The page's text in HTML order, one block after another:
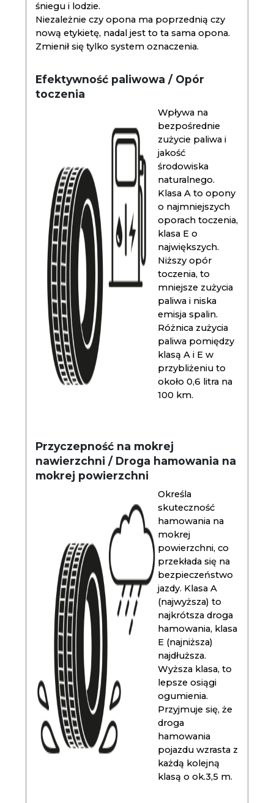
śniegu i lodzie.
Niezależnie czy opona ma poprzednią czy
nową etykietę, nadal jest to ta sama opona.
Zmienił się tylko system oznaczenia.
Efektywność paliwowa / Opór
toczenia
Wpływa na
bezpośrednie
zużycie paliwa i
jakość
środowiska
naturalnego.
Klasa A to opony
o najmniejszych
oporach toczenia,
klasa E o
największych.
Niższy opór
toczenia, to
mniejsze zużycia
paliwa i niska
emisja spalin.
Różnica zużycia
paliwa pomiędzy
klasą A i E w
przybliżeniu to
około 0,6 litra na
100 km.
Przyczepność na mokrej
nawierzchni / Droga hamowania na
mokrej powierzchni
Określa
skuteczność
hamowania na
mokrej
powierzchni, co
przekłada się na
bezpieczeństwo
jazdy. Klasa A
(najwyższa) to
najkrótsza droga
hamowania, klasa
E (najniższa)
najdłuższa.
Wyższa klasa, to
lepsze osiągi
ogumienia.
Przyjmuje się, że
droga
hamowania
pojazdu wzrasta z
każdą kolejną
klasą o ok.3,5 m.